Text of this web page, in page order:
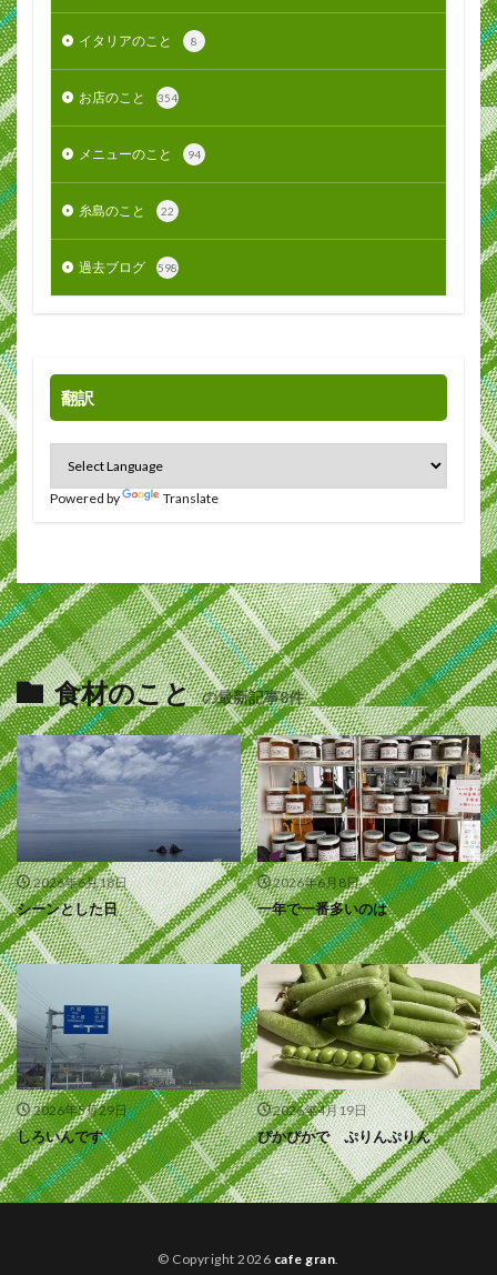
イタリアのこと 8
お店のこと 354
メニューのこと 94
糸島のこと 22
過去ブログ 598
翻訳
Powered by Translate
食材のこと の最新記事8件
2026年6月18日
シーンとした日
2026年6月8日
一年で一番多いのは
2026年5月29日
しろいんです
2026年4月19日
ぴかぴかで ぷりんぷりん
© Copyright 2026 cafe gran